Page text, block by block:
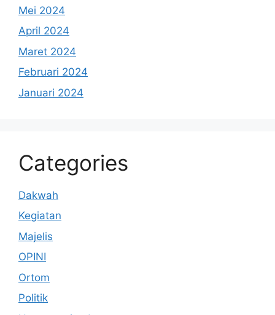
Mei 2024
April 2024
Maret 2024
Februari 2024
Januari 2024
Categories
Dakwah
Kegiatan
Majelis
OPINI
Ortom
Politik